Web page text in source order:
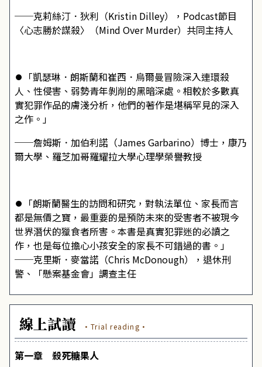
──克莉絲汀．狄利（Kristin Dilley），Podcast節目
〈心志勝於謀殺〉（Mind Over Murder）共同主持人
⏺「凱瑟琳．朗斯蘭和崔西．烏爾曼冒險深入連環殺
人、性侵害、弱勢青年剝削的黑暗深處。相較於多數真
實犯罪作品的膚淺分析，他們的著作是堪稱罕見的深入
之作。」
──詹姆斯．加伯利諾（James Garbarino）博士，康乃
爾大學、羅芝加哥羅耀拉大學心理學榮譽教授
⏺「朗斯蘭醫生的訪問和研究，對執法單位、家長而言
都是無價之寶，最重要的是預防未來的受害者不被現今
世界潛伏的獵食者所害。本書是真實犯罪迷的必讀之
作，也是每位擔心小孩安全的家長不可錯過的書。」
──克里斯．麥當諾（Chris McDonough），退休刑
警、「懸案基金會」調查主任
線上試讀 ·Trial reading·
第一章 殺死糖果人